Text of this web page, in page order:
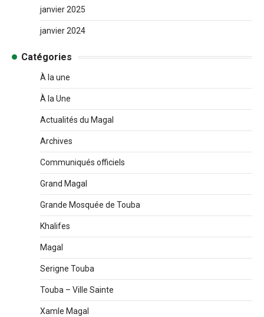
janvier 2025
janvier 2024
Catégories
À la une
À la Une
Actualités du Magal
Archives
Communiqués officiels
Grand Magal
Grande Mosquée de Touba
Khalifes
Magal
Serigne Touba
Touba – Ville Sainte
Xamle Magal